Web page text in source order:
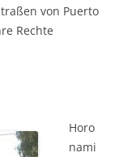
von Puerto
Rechte
Horo
nami